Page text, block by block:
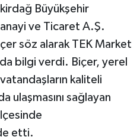
Büyükşehir
ve Ticaret A.Ş.
söz alarak TEK Market
bilgi verdi. Biçer, yerel
kaliteli
ulaşmasını sağlayan
etti.